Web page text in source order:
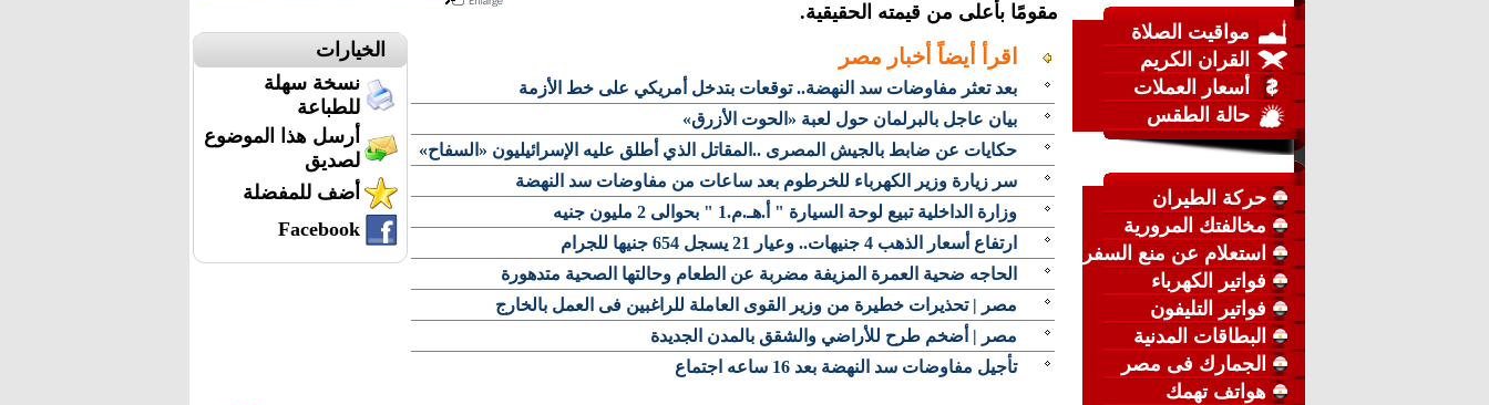
مواقيت الصلاة
القران الكريم
أسعار العملات
حالة الطقس
حركة الطيران
مخالفتك المرورية
استعلام عن منع السفر
فواتير الكهرباء
فواتير التليفون
البطاقات المدنية
الجمارك فى مصر
هواتف تهمك
مقومًا بأعلى من قيمته الحقيقية.
الخيارات
نسخة سهلة
للطباعة
أرسل هذا الموضوع
لصديق
أضف للمفضلة
Facebook
اقرأ أيضاً أخبار مصر
بعد تعثر مفاوضات سد النهضة.. توقعات بتدخل أمريكي على خط الأزمة
بيان عاجل بالبرلمان حول لعبة «الحوت الأزرق»
حكايات عن ضابط بالجيش المصرى ..المقاتل الذي أطلق عليه الإسرائيليون «السفاح»
سر زيارة وزير الكهرباء للخرطوم بعد ساعات من مفاوضات سد النهضة
وزارة الداخلية تبيع لوحة السيارة " أ.هـ.م.1 " بحوالى 2 مليون جنيه
ارتفاع أسعار الذهب 4 جنيهات.. وعيار 21 يسجل 654 جنيها للجرام
الحاجه ضحية العمرة المزيفة مضربة عن الطعام وحالتها الصحية متدهورة
مصر | تحذيرات خطيرة من وزير القوى العاملة للراغبين فى العمل بالخارج
مصر | أضخم طرح للأراضي والشقق بالمدن الجديدة
تأجيل مفاوضات سد النهضة بعد 16 ساعه اجتماع